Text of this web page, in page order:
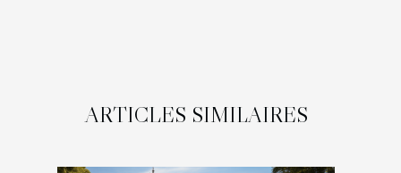
ARTICLES SIMILAIRES